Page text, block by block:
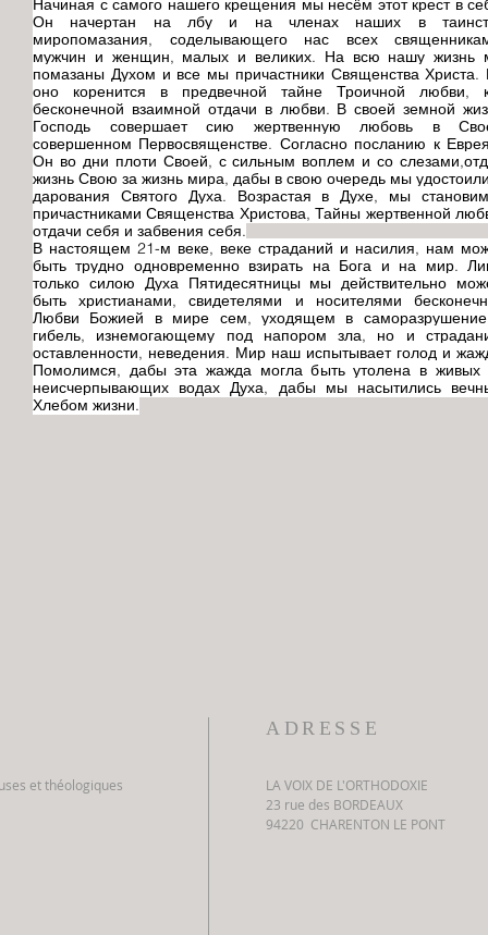
Начиная с самого нашего крещения мы несём этот крест в
Он начертан на лбу и на членах наших в
миропомазания, соделывающего нас всех
мужчин и женщин, малых и великих. На всю нашу жизнь
помазаны Духом и все мы причастники Священства Христа.
оно коренится в предвечной тайне Троичной любви,
бесконечной взаимной отдачи в любви. В своей земной
Господь совершает сию жертвенную любовь в
совершенном Первосвященстве. Согласно посланию к
Он во дни плоти Своей, с сильным воплем и со
жизнь Свою за жизнь мира, дабы в свою очередь мы
дарования Святого Духа. Возрастая в Духе, мы
причастниками Священства Христова, Тайны жертвенной
отдачи себя и забвения себя.
В настоящем 21-м веке, веке страданий и насилия, нам
быть трудно одновременно взирать на Бога и на мир.
только силою Духа Пятидесятницы мы действительно
быть христианами, свидетелями и носителями
Любви Божией в мире сем, уходящем в
гибель, изнемогающему под напором зла, но и
оставленности, неведения. Мир наш испытывает голод и
Помолимся, дабы эта жажда могла быть утолена в
неисчерпывающих водах Духа, дабы мы насытились
Хлебом жизни.
et théologiques
ADRESSE
LA VOIX DE L'ORTHODOXIE
23 rue des BORDEAUX
94220 CHARENTON LE PONT